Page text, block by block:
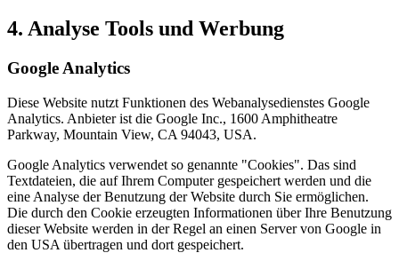
4. Analyse Tools und Werbung
Google Analytics
Diese Website nutzt Funktionen des Webanalysedienstes Google
Analytics. Anbieter ist die Google Inc., 1600 Amphitheatre
Parkway, Mountain View, CA 94043, USA.
Google Analytics verwendet so genannte "Cookies". Das sind
Textdateien, die auf Ihrem Computer gespeichert werden und die
eine Analyse der Benutzung der Website durch Sie ermöglichen.
Die durch den Cookie erzeugten Informationen über Ihre Benutzung
dieser Website werden in der Regel an einen Server von Google in
den USA übertragen und dort gespeichert.